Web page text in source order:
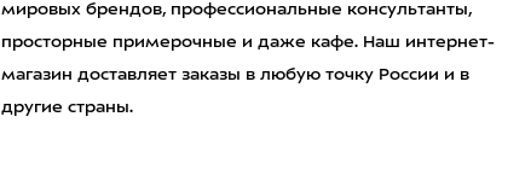
мировых брендов, профессиональные консультанты,
просторные примерочные и даже кафе. Наш интернет-
магазин доставляет заказы в любую точку России и в
другие страны.